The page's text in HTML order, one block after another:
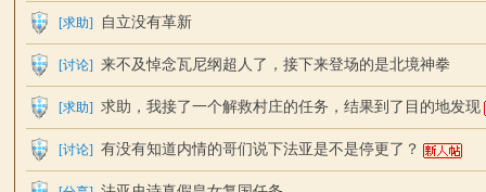
[求助] 自立没有革新
[讨论] 来不及悼念瓦尼纲超人了，接下来登场的是北境神拳
[求助] 求助，我接了一个解救村庄的任务，结果到了目的地发现
[讨论] 有没有知道内情的哥们说下法亚是不是停更了？